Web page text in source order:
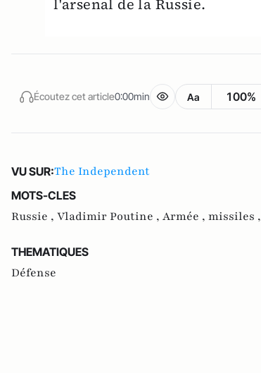
l'arsenal de la Russie.
Écoutez cet article0:00min Aa 100%
VU SUR:The Independent
MOTS-CLES
Russie , Vladimir Poutine , Armée , missiles ,
THEMATIQUES
Défense